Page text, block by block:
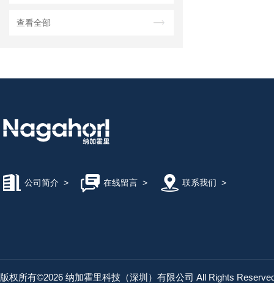
查看全部
公司简介 > 在线留言> 联系我们 >
版权所有©2026 纳加霍里科技（深圳）有限公司 All Rights